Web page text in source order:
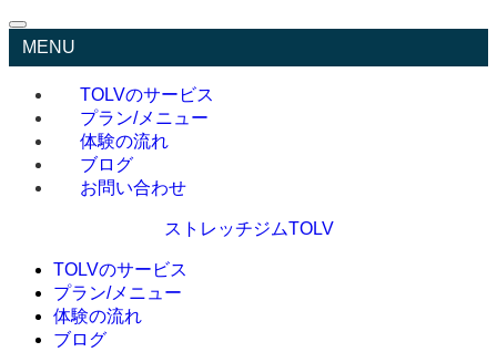
MENU
TOLVのサービス
プラン/メニュー
体験の流れ
ブログ
お問い合わせ
ストレッチジムTOLV
TOLVのサービス
プラン/メニュー
体験の流れ
ブログ